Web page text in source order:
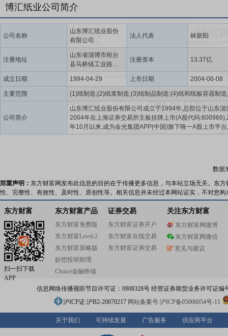
博汇纸业公司简介
公司名称
山东博汇纸业股份
有限公司
法人代表 林新阳
注册地址
山东省淄博市桓台
县马桥镇工业路北
首
注册资本 13.37亿
成立日期 1994-04-29 上市日期 2004-06-08
主要范围
公司简介
山东博汇纸业股份有限公司成立于1994年,总部位于山东淄
2004年在上海证券交易所主板挂牌上市(A股代码
年10月以来,成为金光集团APP(中国)旗下唯一A股上市平
治理结构进一步优化。公司拥有山东、江苏两大生产基地
板纸、石膏护面纸等,是国内造纸行业的龙头企业之一,其中
装纸-白纸板为主要产品。博汇纸业始终秉承“自强不息,海
挑战极限,誓达胜利”的企业精神,以“数字化转型、科技创新”
领未来发展,在“以人为本,四轮驱动”的融合创新中,通过推行
克管理体系(Management By Olympic System,简称
产业;通过实施信息化建设、智能化生产和数字化改造,助力
型升级,实现高质量可持续发展。“MBOS”是公司企业文化
内涵,强调用奥林匹克的精神进行企业管理,鼓励员工以“比
帮、赶、超”精神,不断挖掘工作中的改善空间,并通过科学
加以持续改善,营造斗志昂扬的工作氛围,推动企业经营持续
水平发展。公司采取“以销定产”、“以产定购”的经营模式,以
准分析各细分市场客户的需求;以产品为抓手,潜心打造绿色
包装纸;以“客户至上”为宗旨,全面提升客户体验,加快科技创
息化、数字化、智能化、绿色化;依靠“四轮驱动”,推进“一个
两个转型”;充分发挥公司的规模、技术、设备、产品及管理
数据
郑重声明： 东方财富网发布此信息的目的在于传播更多信息，与本站立场无关。东
性、完整性、有效性、及时性、原创性等。相关信息并未经过本网站证实，不对您
东方财富
扫一扫下载
APP
东方财富产品
东方财富免费版
东方财富Level-2
东方财富策略版
妙想投研助理
Choice金融终端
证券交易
东方财富证券开户
东方财富在线交易
东方财富证券交易
关注东方财富
东方财富网微博
东方财富网微信
意见与建议
信息网络传播视听节目许可证：0908328号 经营证券期货业务许可证编
沪ICP证:沪B2-20070217 网站备案号:沪ICP备05006054号-11
关于我们 可持续发展 广告服务 供应商平台